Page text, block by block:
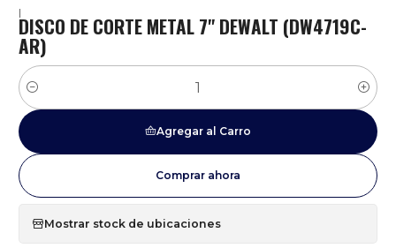
|
DISCO DE CORTE METAL 7" DEWALT (DW4719C-
AR)
Cantidad
Agregar al Carro
Comprar ahora
Mostrar stock de ubicaciones